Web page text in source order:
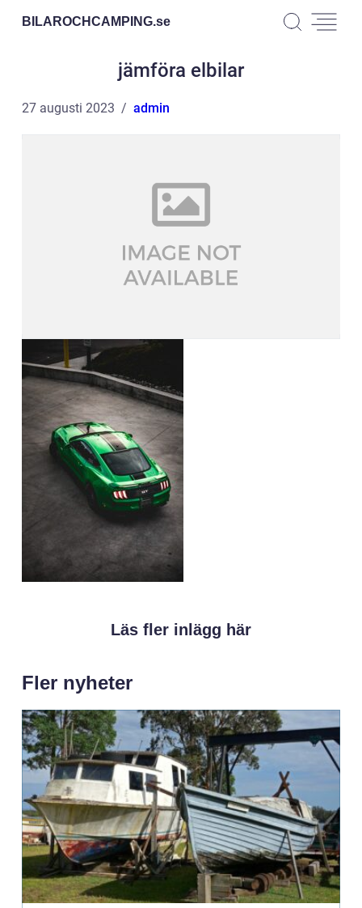
BILAROCHCAMPING.se
jämföra elbilar
27 augusti 2023 admin
Läs fler inlägg här
Fler nyheter